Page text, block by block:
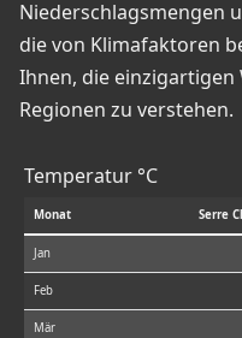
Niederschlagsmengen
die von Klimafaktoren
Ihnen, die
Regionen zu verstehen.
Temperatur °C
Monat Serre
Jan
Feb
Mär